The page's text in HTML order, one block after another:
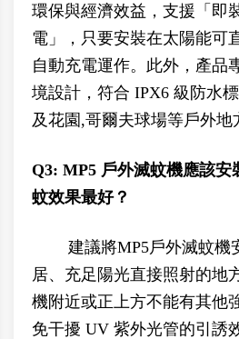
環保與經濟效益，支援「即
電」，只要安裝在太陽能可
自動充電運作。此外，產品
境設計，符合 IPX6 級防水
及花園,哥爾夫球場等戶外地
Q3: MP5 戶外滅蚊機應該安
蚊效果最好？
建議將MP5戶外滅蚊機
居、充足陽光直接照射的地
機附近或正上方不能有其他
免干擾 UV 紫外光管的引誘